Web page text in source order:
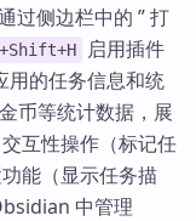
过侧边栏中的 ” 打
启用插件
用的任务信息和统
币等统计数据，展
互性操作（标记任
能（显示任务描
中管理